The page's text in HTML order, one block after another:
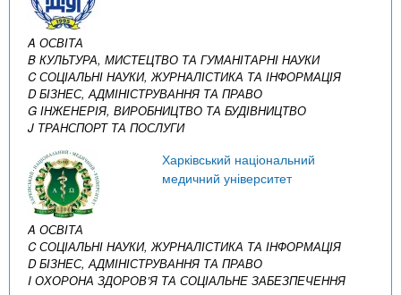
A ОСВІТА
B КУЛЬТУРА, МИСТЕЦТВО ТА ГУМАНІТАРНІ НАУКИ
C СОЦІАЛЬНІ НАУКИ, ЖУРНАЛІСТИКА ТА ІНФОРМАЦІЯ
D БІЗНЕС, АДМІНІСТРУВАННЯ ТА ПРАВО
G ІНЖЕНЕРІЯ, ВИРОБНИЦТВО ТА БУДІВНИЦТВО
J ТРАНСПОРТ ТА ПОСЛУГИ
Харківський національний
медичний університет
A ОСВІТА
C СОЦІАЛЬНІ НАУКИ, ЖУРНАЛІСТИКА ТА ІНФОРМАЦІЯ
D БІЗНЕС, АДМІНІСТРУВАННЯ ТА ПРАВО
I ОХОРОНА ЗДОРОВ’Я ТА СОЦІАЛЬНЕ ЗАБЕЗПЕЧЕННЯ